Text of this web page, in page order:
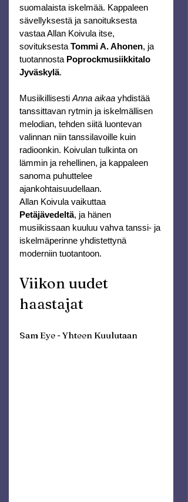
suomalaista iskelmää. Kappaleen
sävellyksestä ja sanoituksesta
vastaa Allan Koivula itse,
sovituksesta Tommi A. Ahonen, ja
tuotannosta Poprockmusiikkitalo
Jyväskylä.
Musiikillisesti Anna aikaa yhdistää
tanssittavan rytmin ja iskelmällisen
melodian, tehden siitä luontevan
valinnan niin tanssilavoille kuin
radioonkin. Koivulan tulkinta on
lämmin ja rehellinen, ja kappaleen
sanoma puhuttelee
ajankohtaisuudellaan.
Allan Koivula vaikuttaa
Petäjävedeltä, ja hänen
musiikissaan kuuluu vahva tanssi- ja
iskelmäperinne yhdistettynä
moderniin tuotantoon.
Viikon uudet
haastajat
Sam Eye - Yhteen Kuulutaan